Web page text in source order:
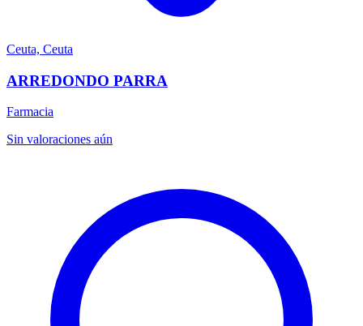
Ceuta, Ceuta
ARREDONDO PARRA
Farmacia
Sin valoraciones aún